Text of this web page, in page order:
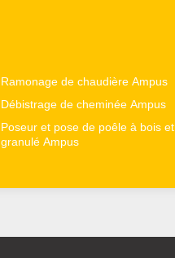
Ramonage de chaudière Ampus
Débistrage de cheminée Ampus
Poseur et pose de poêle à bois et
granulé Ampus